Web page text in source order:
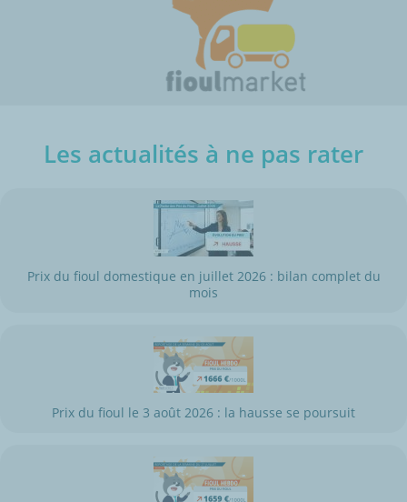
Les actualités à ne pas rater
Prix du fioul domestique en juillet 2026 : bilan complet du
mois
Prix du fioul le 3 août 2026 : la hausse se poursuit